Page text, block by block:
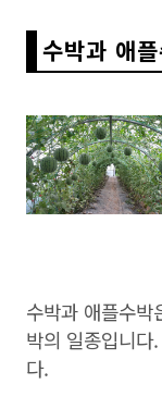
수박과 애
수박과 애플수
박의 일종입니
다.